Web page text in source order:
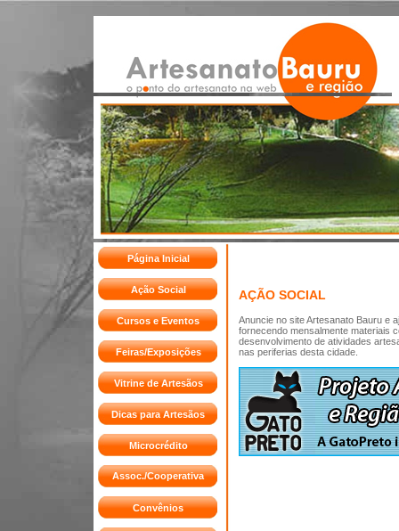
Página Inicial
Ação Social
Cursos e Eventos
Feiras/Exposições
Vitrine de Artesãos
Dicas para Artesãos
Microcrédito
Assoc./Cooperativa
Convênios
AÇÃO SOCIAL
Anuncie no site Artesanato Bauru e
fornecendo mensalmente materiais
desenvolvimento de atividades
nas periferias desta cidade.